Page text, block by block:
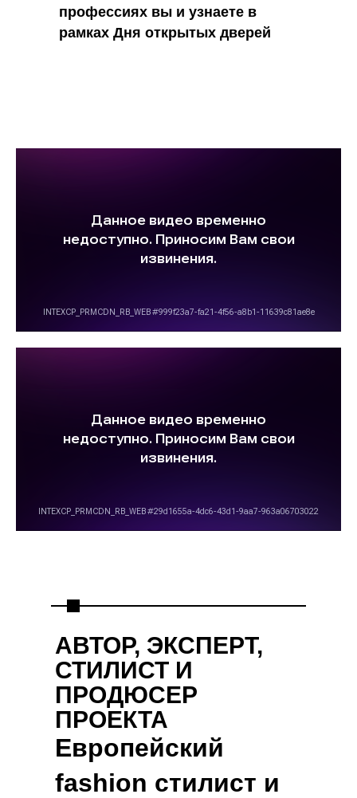
профессиях вы и узнаете в
рамках Дня открытых дверей
Eвропейский
fashion стилист и
АВТОР, ЭКСПЕРТ,
СТИЛИСТ И
ПРОДЮСЕР
ПРОЕКТА